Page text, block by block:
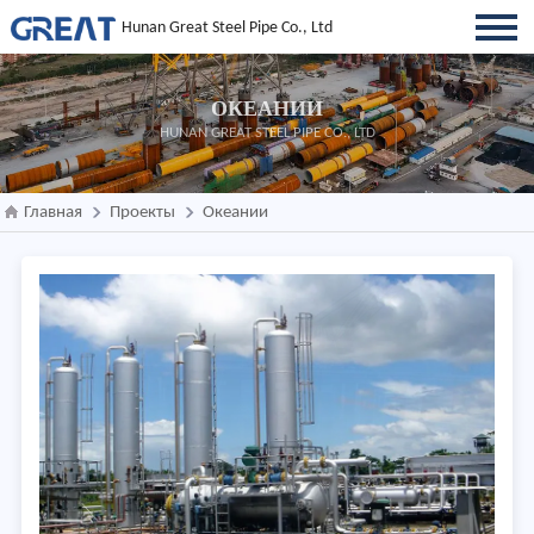
Hunan Great Steel Pipe Co., Ltd
ОКЕАНИИ
HUNAN GREAT STEEL PIPE CO., LTD
Главная Проекты Океании